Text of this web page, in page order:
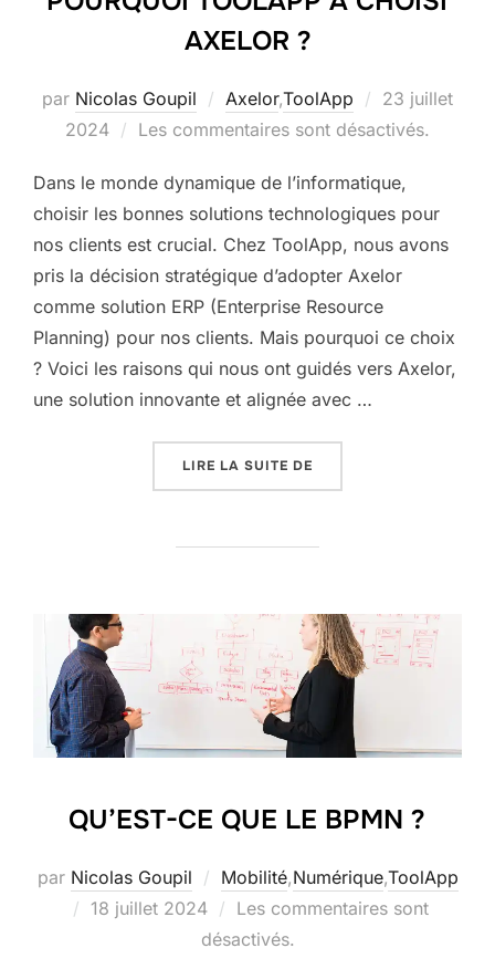
AXELOR ?
par Nicolas Goupil Axelor,ToolApp
Publié
le
23 juillet
2024
Les commentaires sont désactivés.
Dans le monde dynamique de l’informatique,
choisir les bonnes solutions technologiques pour
nos clients est crucial. Chez ToolApp, nous avons
pris la décision stratégique d’adopter Axelor
comme solution ERP (Enterprise Resource
Planning) pour nos clients. Mais pourquoi ce choix
? Voici les raisons qui nous ont guidés vers Axelor,
une solution innovante et alignée avec …
LIRE LA SUITE DE
QU’EST-CE QUE LE BPMN ?
par Nicolas Goupil Mobilité,Numérique,ToolApp
Publié
18 juillet 2024
Les commentaires sont
désactivés.